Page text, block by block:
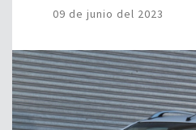
09 de junio del 2023